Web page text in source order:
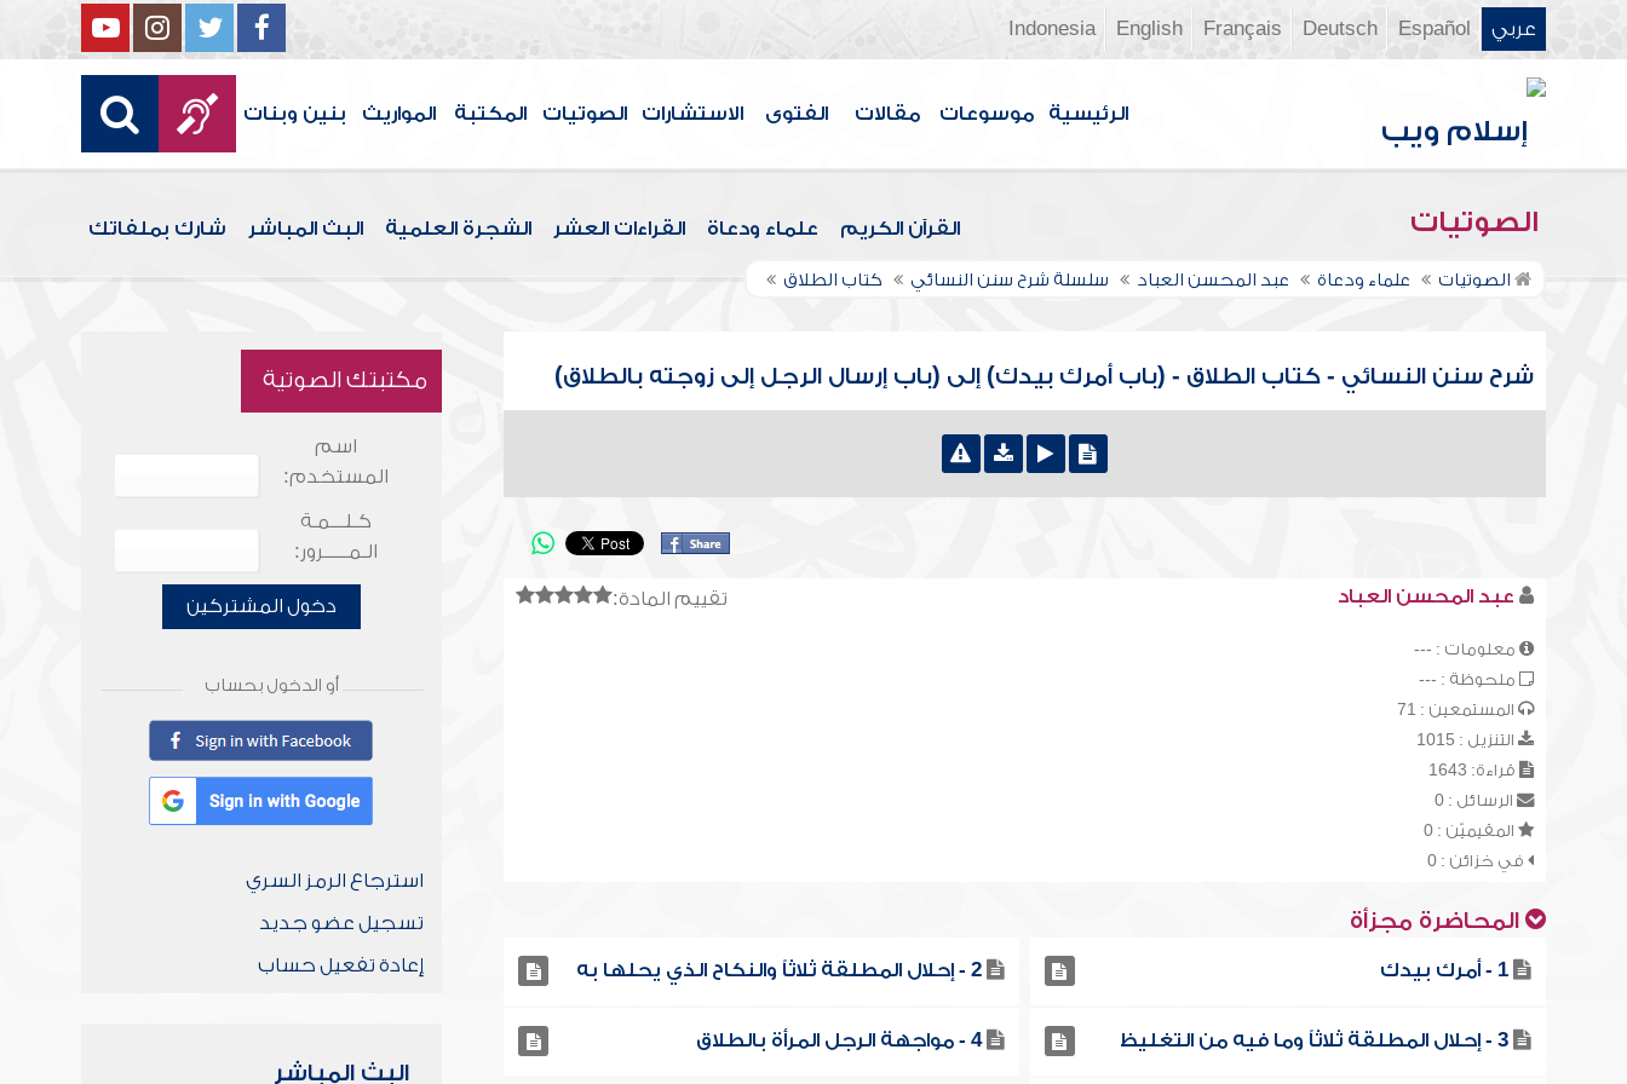
عربي Español
Deutsch
Français
English
Indonesia
الرئيسية موسوعات مقالات الفتوى الاستشارات الصوتيات المكتبة المواريث بنين وبنات
الصوتيات القرآن الكريم علماء ودعاة القراءات العشر الشجرة العلمية البث المباشر شارك بملفاتك
الصوتيات علماء ودعاة عبد المحسن العباد سلسلة شرح سنن النسائي كتاب الطلاق
شرح سنن النسائي - كتاب الطلاق - (باب أمرك بيدك) إلى (باب إرسال الرجل إلى زوجته بالطلاق)
تقييم المادة: عبد المحسن العباد
معلومات : ---
ملحوظة : ---
المستمعين : 71
التنزيل : 1015
قراءة: 1643
الرسائل : 0
المقيميّن : 0
في خزائن : 0
المحاضرة مجزأة
1 - أمرك بيدك 2 - إحلال المطلقة ثلاثاً والنكاح الذي يحلها به
3 - إحلال المطلقة ثلاثاً وما فيه من التغليظ 4 - مواجهة الرجل المرأة بالطلاق
مكتبتك الصوتية
اسم
المستخدم:
كـلـــمـة
الـمـــــرور:
دخول المشتركين
أو الدخول بحساب
استرجاع الرمز السري
تسجيل عضو جديد
إعادة تفعيل حساب
البث المباشر